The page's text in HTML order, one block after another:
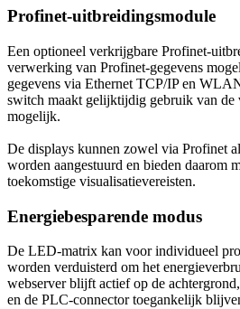
Profinet-uitbreidingsmodule
Een optioneel verkrijgbare Profinet-
verwerking van Profinet-gegevens
gegevens via Ethernet TCP/IP en
switch maakt gelijktijdig gebruik van de
mogelijk.
De displays kunnen zowel via Profinet
worden aangestuurd en bieden daarom
toekomstige visualisatievereisten.
Energiebesparende modus
De LED-matrix kan voor individueel
worden verduisterd om het
webserver blijft actief op de
en de PLC-connector toegankelijk